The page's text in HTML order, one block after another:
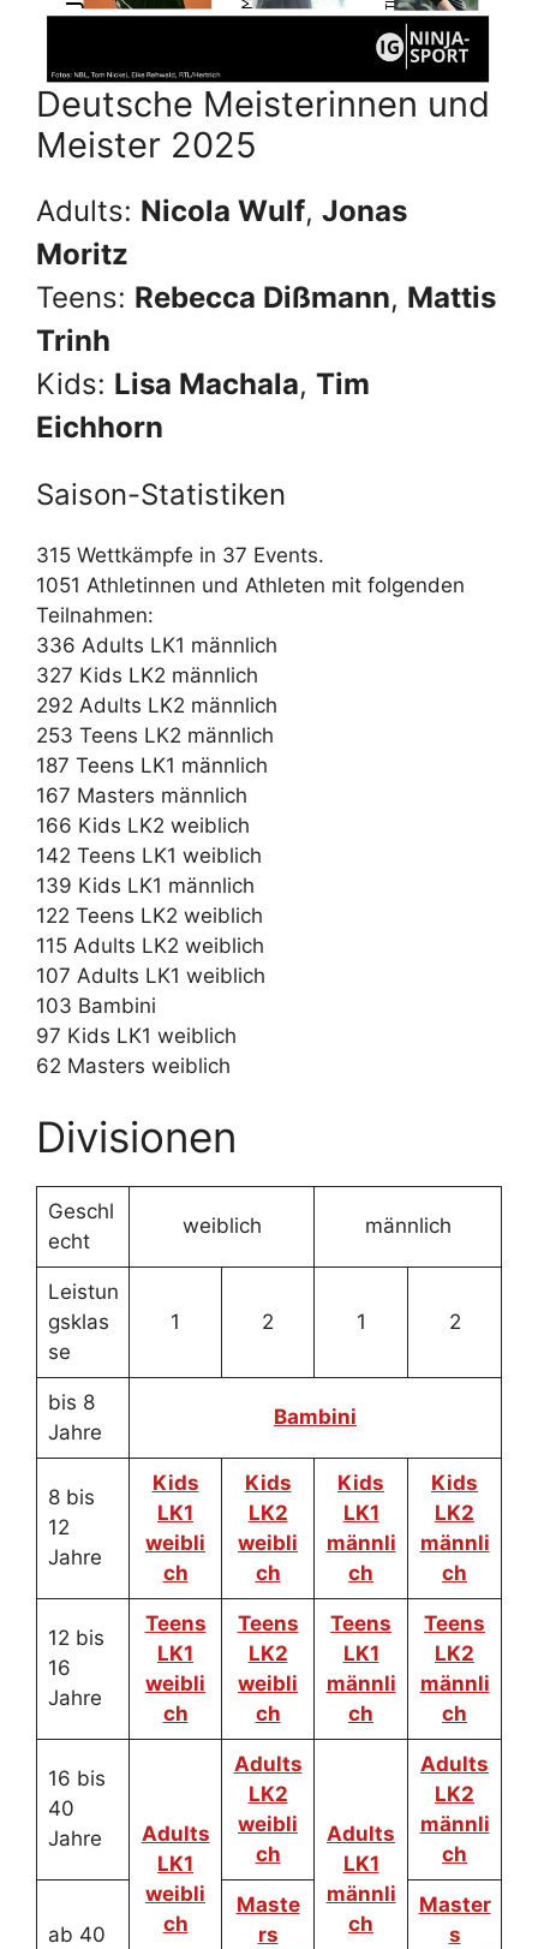
Deutsche Meisterinnen und
Meister 2025
Adults: Nicola Wulf, Jonas
Moritz
Teens: Rebecca Dißmann, Mattis
Trinh
Kids: Lisa Machala, Tim
Eichhorn
Saison-Statistiken
315 Wettkämpfe in 37 Events.
1051 Athletinnen und Athleten mit folgenden
Teilnahmen:
336 Adults LK1 männlich
327 Kids LK2 männlich
292 Adults LK2 männlich
253 Teens LK2 männlich
187 Teens LK1 männlich
167 Masters männlich
166 Kids LK2 weiblich
142 Teens LK1 weiblich
139 Kids LK1 männlich
122 Teens LK2 weiblich
115 Adults LK2 weiblich
107 Adults LK1 weiblich
103 Bambini
97 Kids LK1 weiblich
62 Masters weiblich
Divisionen
Geschl
echt
weiblich männlich
Leistun
gsklas
se
1 2 1 2
bis 8
Jahre
Bambini
8 bis
12
Jahre
Kids
LK1
weibli
ch
Kids
LK2
weibli
ch
Kids
LK1
männli
ch
Kids
LK2
männli
ch
12 bis
16
Jahre
Teens
LK1
weibli
ch
Teens
LK2
weibli
ch
Teens
LK1
männli
ch
Teens
LK2
männli
ch
16 bis
40
Jahre
Adults
LK1
weibli
ch
Adults
LK2
weibli
ch
Adults
LK1
männli
ch
Adults
LK2
männli
ch
ab 40
Maste
rs
Master
s